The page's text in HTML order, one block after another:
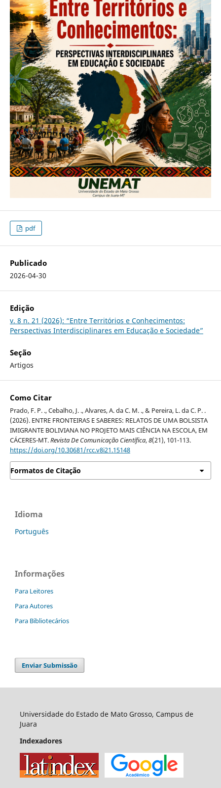
pdf
Publicado
2026-04-30
Edição
v. 8 n. 21 (2026): “Entre Territórios e Conhecimentos:
Perspectivas Interdisciplinares em Educação e Sociedade”
Seção
Artigos
Como Citar
Prado, F. P. ., Cebalho, J. ., Alvares, A. da C. M. ., & Pereira, L. da C. P. .
(2026). ENTRE FRONTEIRAS E SABERES: RELATOS DE UMA BOLSISTA
IMIGRANTE BOLIVIANA NO PROJETO MAIS CIÊNCIA NA ESCOLA, EM
CÁCERES-MT.Revista De Comunicação Científica,8(21), 101-113.
https://doi.org/10.30681/rcc.v8i21.15148
Formatos de Citação
Idioma
Português
Informações
Para Leitores
Para Autores
Para Bibliotecários
Enviar Submissão
Universidade do Estado de Mato Grosso, Campus de
Juara
Indexadores